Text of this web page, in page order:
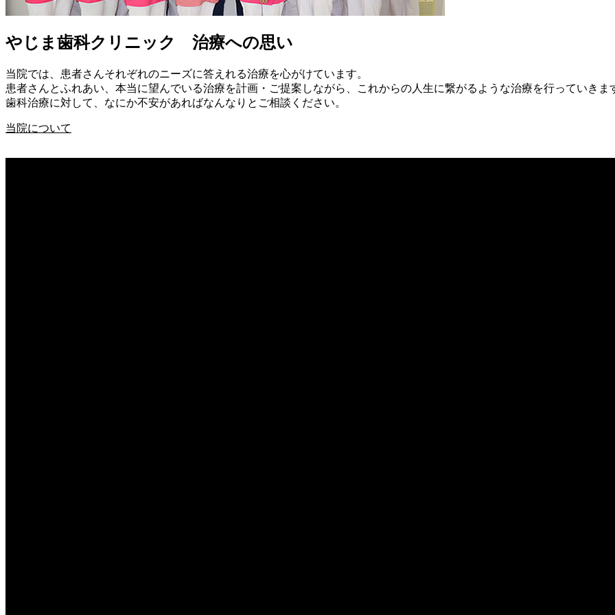
やじま歯科クリニック 治療への思い
当院では、患者さんそれぞれのニーズに答えれる治療を心がけています。
患者さんとふれあい、本当に望んでいる治療を計画・ご提案しながら、これからの人生に繋がるような治療を行っていきま
歯科治療に対して、なにか不安があればなんなりとご相談ください。
当院について